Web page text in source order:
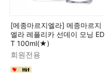
[메종마르지엘라] 메종마르지
엘라 레플리카 선데이 모닝 ED
T 100ml(★)
회원전용